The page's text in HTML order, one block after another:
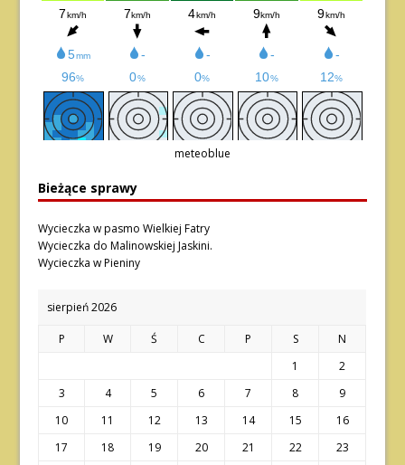
meteoblue
Bieżące sprawy
Wycieczka w pasmo Wielkiej Fatry
Wycieczka do Malinowskiej Jaskini.
Wycieczka w Pieniny
sierpień 2026
P W Ś C P S
N
1
2
3
4 5 6 7 8
9
10
11 12 13 14 15
16
17
18 19 20 21 22
23